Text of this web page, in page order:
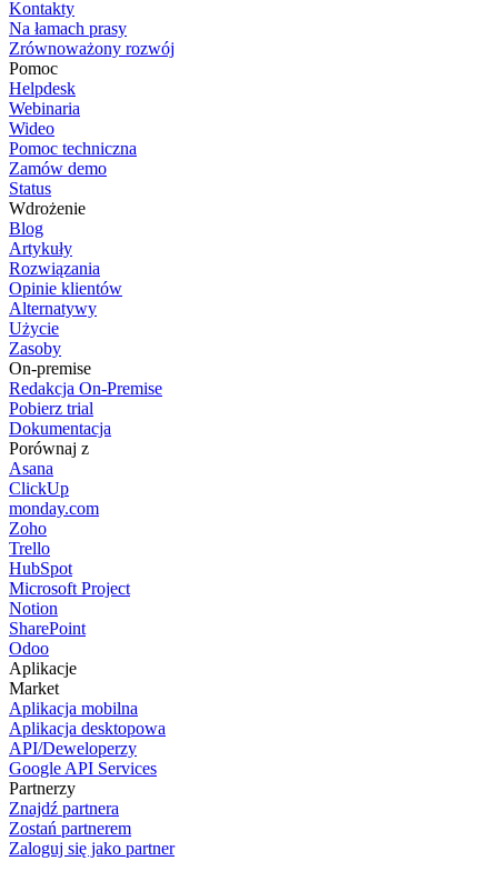
Kontakty
Na łamach prasy
Zrównoważony rozwój
Pomoc
Helpdesk
Webinaria
Wideo
Pomoc techniczna
Zamów demo
Status
Wdrożenie
Blog
Artykuły
Rozwiązania
Opinie klientów
Alternatywy
Użycie
Zasoby
On-premise
Redakcja On-Premise
Pobierz trial
Dokumentacja
Porównaj z
Asana
ClickUp
monday.com
Zoho
Trello
HubSpot
Microsoft Project
Notion
SharePoint
Odoo
Aplikacje
Market
Aplikacja mobilna
Aplikacja desktopowa
API/Deweloperzy
Google API Services
Partnerzy
Znajdź partnera
Zostań partnerem
Zaloguj się jako partner